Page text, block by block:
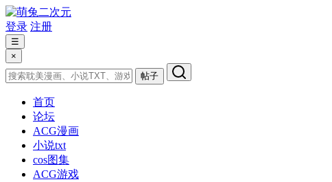
登录 注册
☰
×
帖子
首页
论坛
ACG漫画
小说txt
cos图集
ACG游戏